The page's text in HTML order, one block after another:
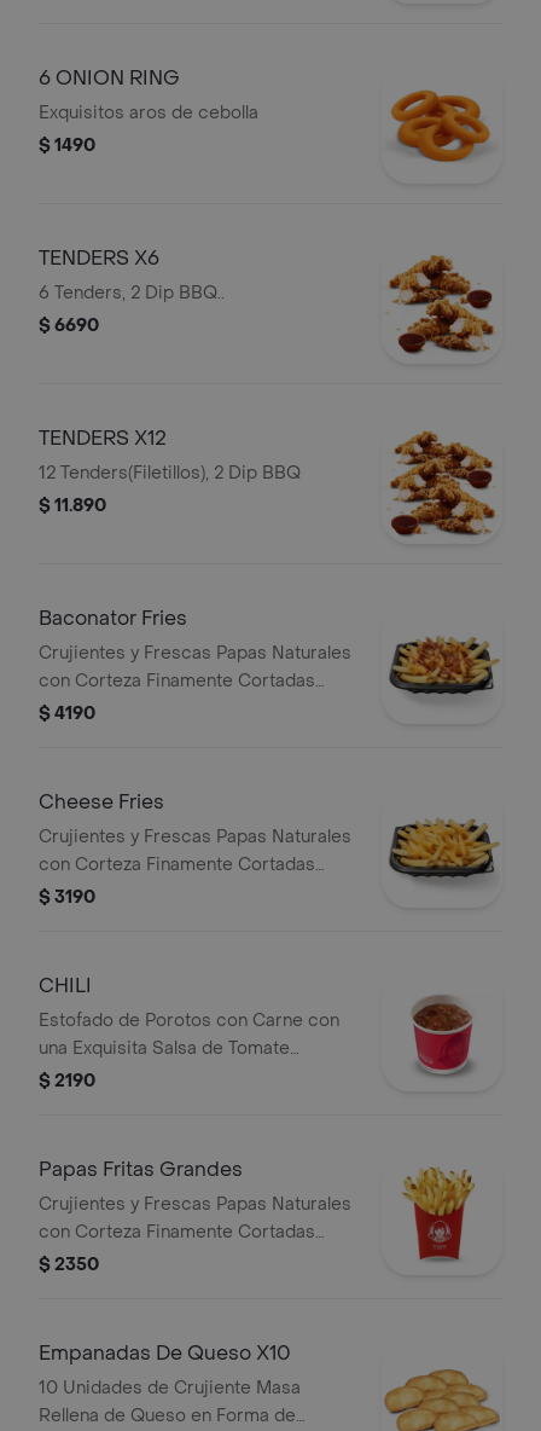
6 ONION RING
Exquisitos aros de cebolla
$ 1490
TENDERS X6
6 Tenders, 2 Dip BBQ..
$ 6690
TENDERS X12
12 Tenders(Filetillos), 2 Dip BBQ
$ 11.890
Baconator Fries
Crujientes y Frescas Papas Naturales
con Corteza Finamente Cortadas
Bañadas con Salsa de Queso
$ 4190
Cheese Fries
Crujientes y Frescas Papas Naturales
con Corteza Finamente Cortadas
Bañadas con Salsa de Queso
$ 3190
CHILI
Estofado de Porotos con Carne con
una Exquisita Salsa de Tomate
Ligeramente Picante
$ 2190
Papas Fritas Grandes
Crujientes y Frescas Papas Naturales
con Corteza Finamente Cortadas
Tamaño Grande.
$ 2350
Empanadas De Queso X10
10 Unidades de Crujiente Masa
Rellena de Queso en Forma de